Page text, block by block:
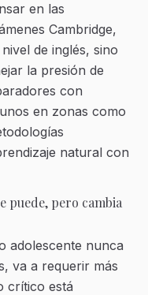
en las
Cambridge,
de inglés, sino
la presión de
con
en zonas como
natural con
puede, pero cambia
adolescente nunca
va a requerir más
crítico está